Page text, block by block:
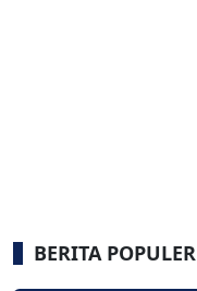
BERITA POPULER